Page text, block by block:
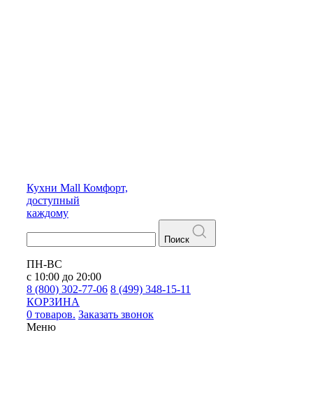
Кухни Mall Комфорт,
доступный
каждому
Поиск
ПН-ВС
с 10:00 до 20:00
8 (800) 302-77-06 8 (499) 348-15-11
КОРЗИНА
0 товаров. Заказать звонок
Меню